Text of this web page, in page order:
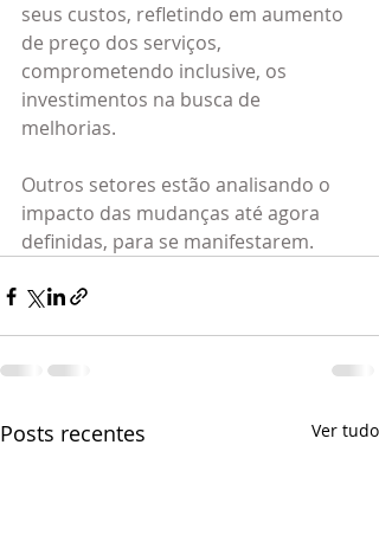
seus custos, refletindo em aumento
de preço dos serviços,
comprometendo inclusive, os
investimentos na busca de
melhorias.
Outros setores estão analisando o
impacto das mudanças até agora
definidas, para se manifestarem.
Posts recentes Ver tudo